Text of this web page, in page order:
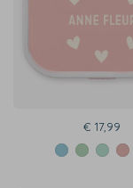
€ 17,99